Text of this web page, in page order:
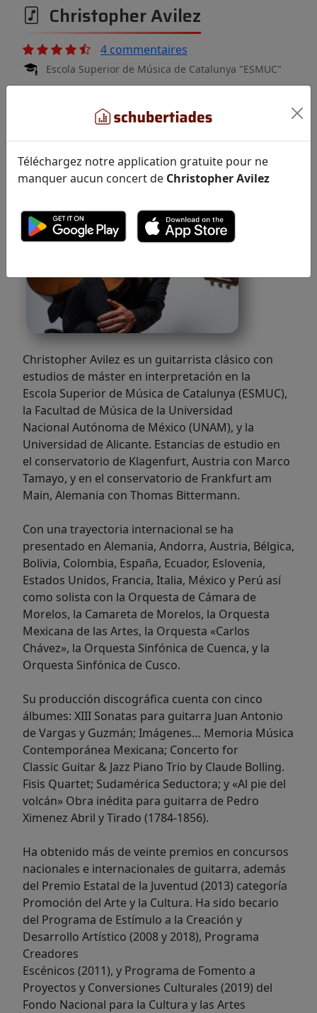
Téléchargez notre application gratuite pour ne
manquer aucun concert de Christopher Avilez
Christopher Avilez
4 commentaires
Escola Superior de Música de Catalunya "ESMUC"
Christopher Avilez es un guitarrista clásico con
estudios de máster en interpretación en la
Escola Superior de Música de Catalunya (ESMUC),
la Facultad de Música de la Universidad
Nacional Autónoma de México (UNAM), y la
Universidad de Alicante. Estancias de estudio en
el conservatorio de Klagenfurt, Austria con Marco
Tamayo, y en el conservatorio de Frankfurt am
Main, Alemania con Thomas Bittermann.
Con una trayectoria internacional se ha
presentado en Alemania, Andorra, Austria, Bélgica,
Bolivia, Colombia, España, Ecuador, Eslovenia,
Estados Unidos, Francia, Italia, México y Perú así
como solista con la Orquesta de Cámara de
Morelos, la Camareta de Morelos, la Orquesta
Mexicana de las Artes, la Orquesta «Carlos
Chávez», la Orquesta Sinfónica de Cuenca, y la
Orquesta Sinfónica de Cusco.
Su producción discográfica cuenta con cinco
álbumes: XIII Sonatas para guitarra Juan Antonio
de Vargas y Guzmán; Imágenes… Memoria Música
Contemporánea Mexicana; Concerto for
Classic Guitar & Jazz Piano Trio by Claude Bolling.
Fisis Quartet; Sudamérica Seductora; y «Al pie del
volcán» Obra inédita para guitarra de Pedro
Ximenez Abril y Tirado (1784-1856).
Ha obtenido más de veinte premios en concursos
nacionales e internacionales de guitarra, además
del Premio Estatal de la Juventud (2013) categoría
Promoción del Arte y la Cultura. Ha sido becario
del Programa de Estímulo a la Creación y
Desarrollo Artístico (2008 y 2018), Programa
Creadores
Escénicos (2011), y Programa de Fomento a
Proyectos y Conversiones Culturales (2019) del
Fondo Nacional para la Cultura y las Artes